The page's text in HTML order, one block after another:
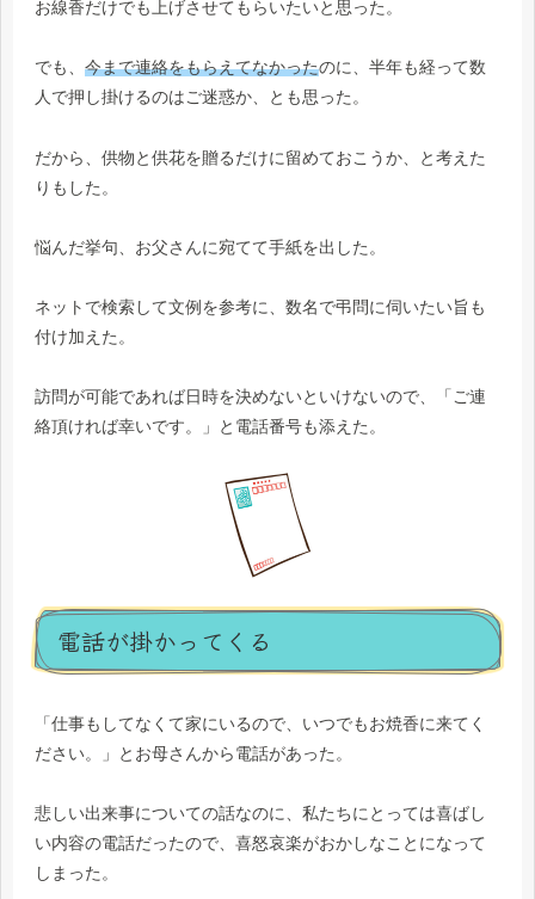
お線香だけでも上げさせてもらいたいと思った。
でも、 今まで連絡をもらえてなかったのに、半年も経って数
人で押し掛けるのはご迷惑か、とも思った。
だから、供物と供花を贈るだけに留めておこうか、と考えた
りもした。
悩んだ挙句、お父さんに宛てて手紙を出した。
ネットで検索して文例を参考に、数名で弔問に伺いたい旨も
付け加えた。
訪問が可能であれば日時を決めないといけないので、「ご連
絡頂ければ幸いです。」と電話番号も添えた。
電話が掛かってくる
「仕事もしてなくて家にいるので、いつでもお焼香に来てく
ださい。」とお母さんから電話があった。
悲しい出来事についての話なのに、私たちにとっては喜ばし
い内容の電話だったので、喜怒哀楽がおかしなことになって
しまった。